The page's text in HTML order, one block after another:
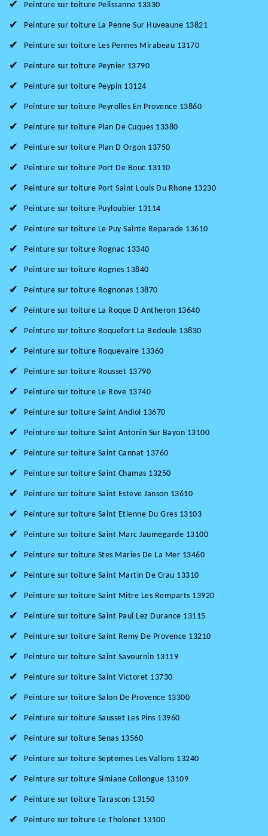
Peinture sur toiture Pelissanne 13330
Peinture sur toiture La Penne Sur Huveaune 13821
Peinture sur toiture Les Pennes Mirabeau 13170
Peinture sur toiture Peynier 13790
Peinture sur toiture Peypin 13124
Peinture sur toiture Peyrolles En Provence 13860
Peinture sur toiture Plan De Cuques 13380
Peinture sur toiture Plan D Orgon 13750
Peinture sur toiture Port De Bouc 13110
Peinture sur toiture Port Saint Louis Du Rhone 13230
Peinture sur toiture Puyloubier 13114
Peinture sur toiture Le Puy Sainte Reparade 13610
Peinture sur toiture Rognac 13340
Peinture sur toiture Rognes 13840
Peinture sur toiture Rognonas 13870
Peinture sur toiture La Roque D Antheron 13640
Peinture sur toiture Roquefort La Bedoule 13830
Peinture sur toiture Roquevaire 13360
Peinture sur toiture Rousset 13790
Peinture sur toiture Le Rove 13740
Peinture sur toiture Saint Andiol 13670
Peinture sur toiture Saint Antonin Sur Bayon 13100
Peinture sur toiture Saint Cannat 13760
Peinture sur toiture Saint Chamas 13250
Peinture sur toiture Saint Esteve Janson 13610
Peinture sur toiture Saint Etienne Du Gres 13103
Peinture sur toiture Saint Marc Jaumegarde 13100
Peinture sur toiture Stes Maries De La Mer 13460
Peinture sur toiture Saint Martin De Crau 13310
Peinture sur toiture Saint Mitre Les Remparts 13920
Peinture sur toiture Saint Paul Lez Durance 13115
Peinture sur toiture Saint Remy De Provence 13210
Peinture sur toiture Saint Savournin 13119
Peinture sur toiture Saint Victoret 13730
Peinture sur toiture Salon De Provence 13300
Peinture sur toiture Sausset Les Pins 13960
Peinture sur toiture Senas 13560
Peinture sur toiture Septemes Les Vallons 13240
Peinture sur toiture Simiane Collongue 13109
Peinture sur toiture Tarascon 13150
Peinture sur toiture Le Tholonet 13100